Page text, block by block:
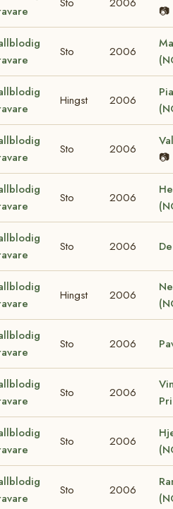
📷
Sto 2006
Hingst 2006
Sto 2006
📷
Sto 2006
Sto 2006
Hingst 2006
Sto 2006
Sto 2006
Sto 2006
Sto 2006